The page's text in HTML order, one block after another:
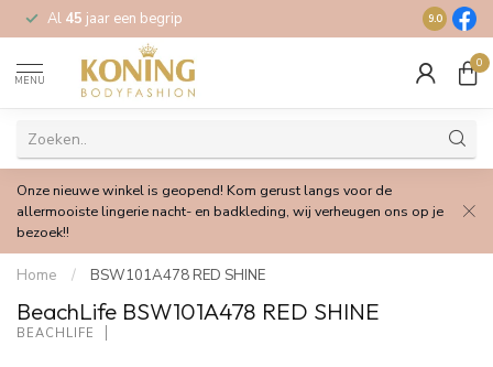
Al 45 jaar een begrip Gratis
9.0
MENU
0
Onze nieuwe winkel is geopend! Kom gerust langs voor de
allermooiste lingerie nacht- en badkleding, wij verheugen ons op je
bezoek!!
Home / BSW101A478 RED SHINE
BeachLife BSW101A478 RED SHINE
BEACHLIFE